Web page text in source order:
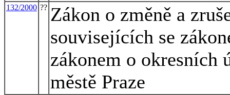
132/2000 ?? Zákon o změně a
souvisejících se
zákonem o okresních
městě Praze